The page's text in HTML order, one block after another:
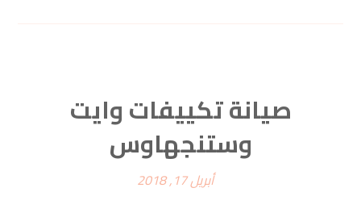
صيانة تكييفات وايت
وستنجهاوس
أبريل 17, 2018